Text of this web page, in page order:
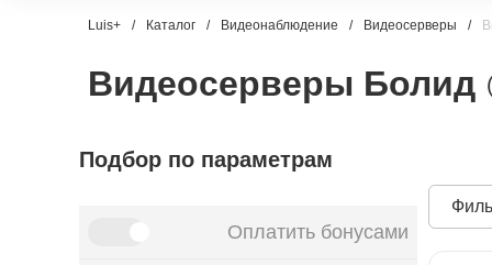
Luis+ Каталог Видеонаблюдение Видеосерверы
Видеосерверы Болид
Подбор по параметрам
Оплатить бонусами